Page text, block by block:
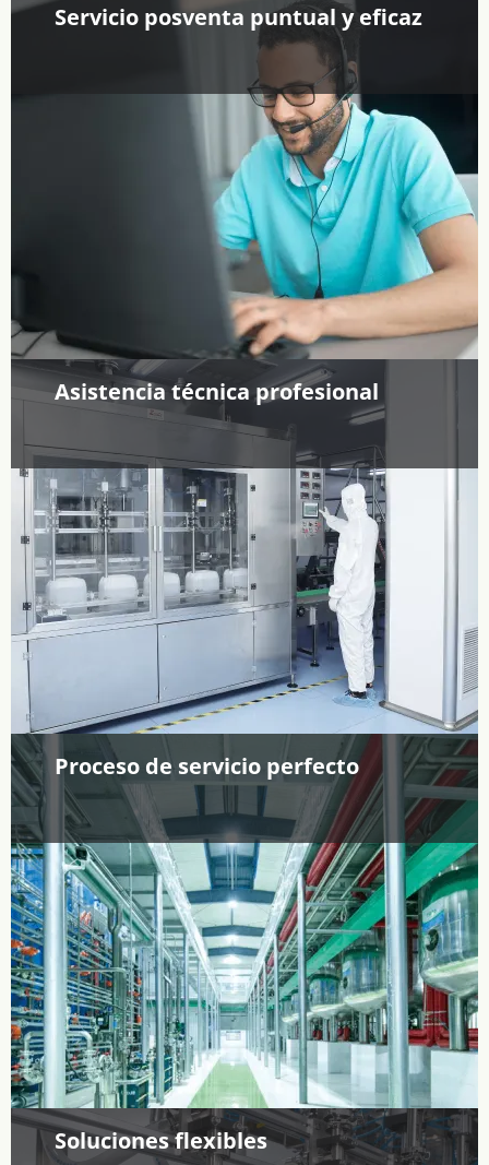
Servicio posventa puntual y eficaz
Asistencia técnica profesional
Proceso de servicio perfecto
Soluciones flexibles